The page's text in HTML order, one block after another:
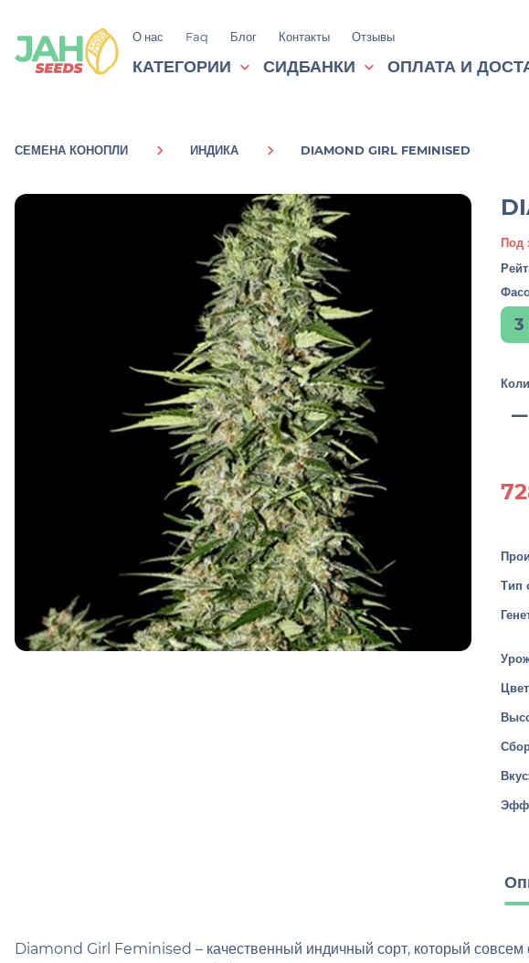
О нас Faq Блог Контакты Отзывы
КАТЕГОРИИ СИДБАНКИ ОПЛАТА И
СЕМЕНА КОНОПЛИ ИНДИКА DIAMOND GIRL FEMINISED
Под
3
Тип
Diamond Girl Feminised – качественный индичный сорт, который